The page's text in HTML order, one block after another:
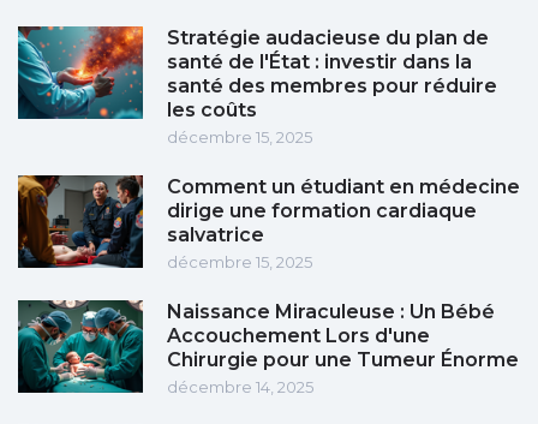
Stratégie audacieuse du plan de
santé de l'État : investir dans la
santé des membres pour réduire
les coûts
décembre 15, 2025
Comment un étudiant en médecine
dirige une formation cardiaque
salvatrice
décembre 15, 2025
Naissance Miraculeuse : Un Bébé
Accouchement Lors d'une
Chirurgie pour une Tumeur Énorme
décembre 14, 2025